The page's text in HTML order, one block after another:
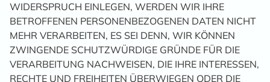
WIDERSPRUCH EINLEGEN, WERDEN WIR IHRE
BETROFFENEN PERSONENBEZOGENEN DATEN NICHT
MEHR VERARBEITEN, ES SEI DENN, WIR KÖNNEN
ZWINGENDE SCHUTZWÜRDIGE GRÜNDE FÜR DIE
VERARBEITUNG NACHWEISEN, DIE IHRE INTERESSEN,
RECHTE UND FREIHEITEN ÜBERWIEGEN ODER DIE